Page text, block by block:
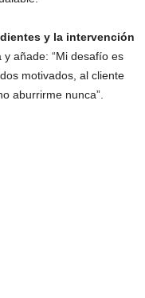
y la intervención
y añade: “Mi desafío es
motivados, al cliente
aburrirme nunca”.